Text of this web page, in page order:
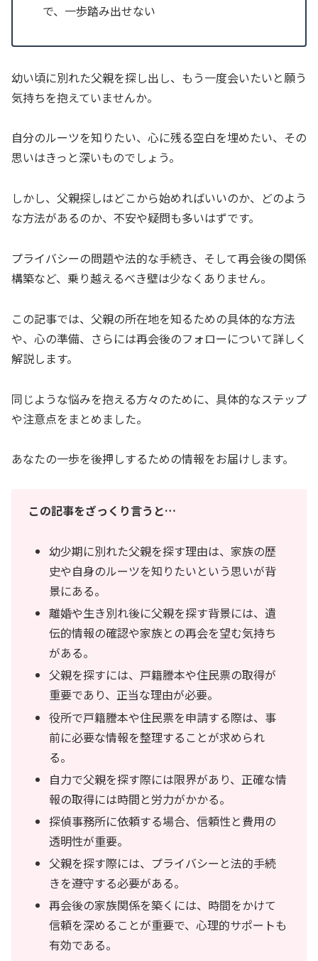
で、一歩踏み出せない
幼い頃に別れた父親を探し出し、もう一度会いたいと願う
気持ちを抱えていませんか。
自分のルーツを知りたい、心に残る空白を埋めたい、その
思いはきっと深いものでしょう。
しかし、父親探しはどこから始めればいいのか、どのよう
な方法があるのか、不安や疑問も多いはずです。
プライバシーの問題や法的な手続き、そして再会後の関係
構築など、乗り越えるべき壁は少なくありません。
この記事では、父親の所在地を知るための具体的な方法
や、心の準備、さらには再会後のフォローについて詳しく
解説します。
同じような悩みを抱える方々のために、具体的なステップ
や注意点をまとめました。
あなたの一歩を後押しするための情報をお届けします。
この記事をざっくり言うと…
幼少期に別れた父親を探す理由は、家族の歴
史や自身のルーツを知りたいという思いが背
景にある。
離婚や生き別れ後に父親を探す背景には、遺
伝的情報の確認や家族との再会を望む気持ち
がある。
父親を探すには、戸籍謄本や住民票の取得が
重要であり、正当な理由が必要。
役所で戸籍謄本や住民票を申請する際は、事
前に必要な情報を整理することが求められ
る。
自力で父親を探す際には限界があり、正確な情
報の取得には時間と労力がかかる。
探偵事務所に依頼する場合、信頼性と費用の
透明性が重要。
父親を探す際には、プライバシーと法的手続
きを遵守する必要がある。
再会後の家族関係を築くには、時間をかけて
信頼を深めることが重要で、心理的サポートも
有効である。